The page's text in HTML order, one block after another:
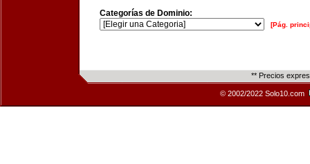
Categorías de Dominio:
[Pág.
** Precios
© 2002/2022 Solo10.com